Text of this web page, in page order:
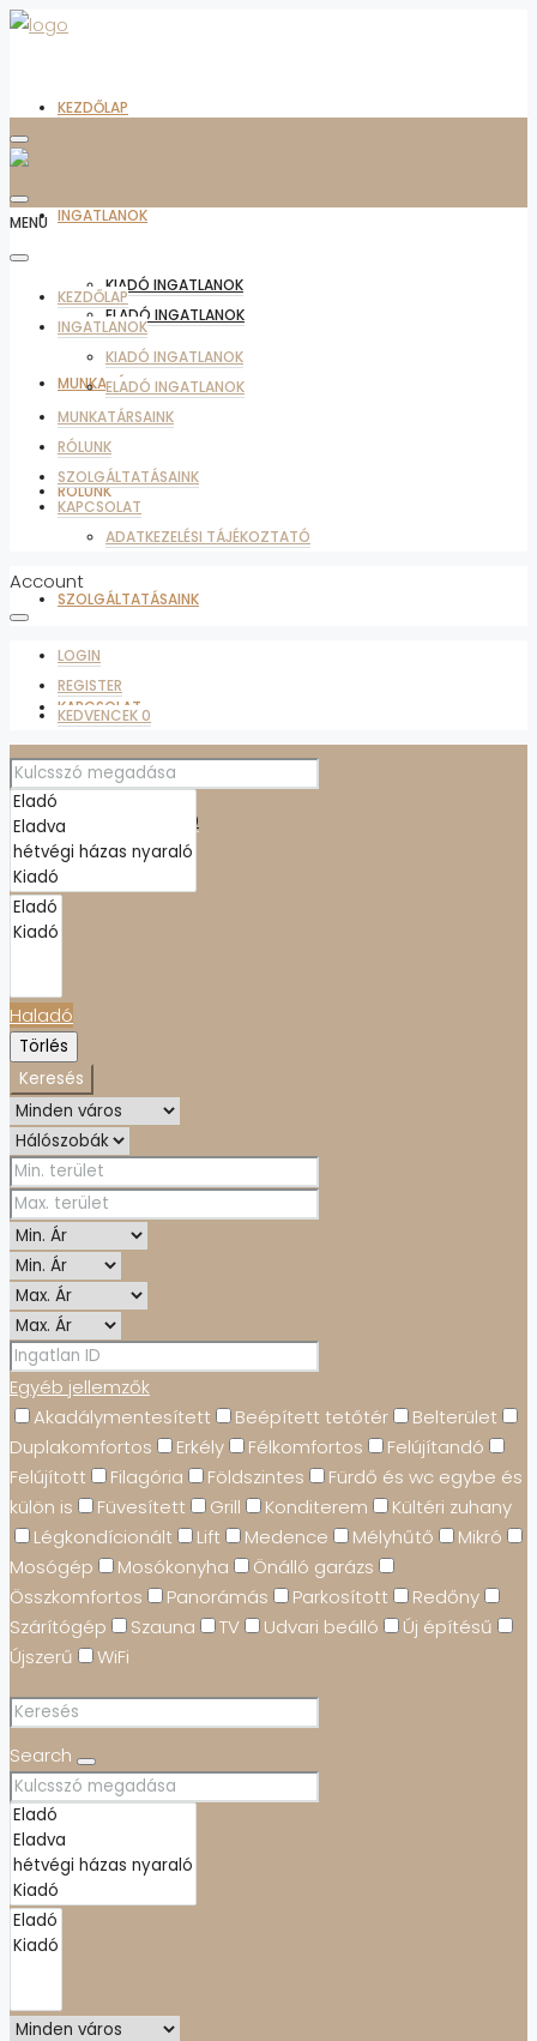
KEZDŐLAP
INGATLANOK
KIADÓ INGATLANOK
ELADÓ INGATLANOK
MUNKATÁRSAINK
RÓLUNK
SZOLGÁLTATÁSAINK
KAPCSOLAT
ADATKEZELÉSI TÁJÉKOZTATÓ
0
MENU
KEZDŐLAP
INGATLANOK
KIADÓ INGATLANOK
ELADÓ INGATLANOK
MUNKATÁRSAINK
RÓLUNK
SZOLGÁLTATÁSAINK
KAPCSOLAT
ADATKEZELÉSI TÁJÉKOZTATÓ
Account
LOGIN
REGISTER
KEDVENCEK0
Haladó
Törlés
Keresés
Egyéb jellemzők
Akadálymentesített
Beépített tetőtér
Belterület
Duplakomfortos
Erkély Félkomfortos
Felújítandó
Felújított
Filagória Földszintes
Fürdő és wc egybe és
külön is
Füvesített Grill Konditerem
Kültéri zuhany
Légkondícionált
Lift Medence Mélyhűtő
Mikró
Mosógép
Mosókonyha
Önálló garázs
Összkomfortos
Panorámás Parkosított
Redőny
Szárítógép
Szauna TV Udvari beálló
Új építésű
Újszerű
WiFi
Search